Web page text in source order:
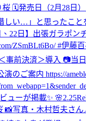
🗓発売日（2月28日
しい…」と思ったこ
、22日】出張ガラポ
ZSmBLt6Bo/ #伊藤
前決済＞導入 📷当
のご案内 https://
ーが掲載✨
📸写真・木村哲夫さん